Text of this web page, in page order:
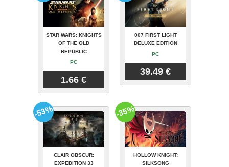
STAR WARS: KNIGHTS
OF THE OLD
REPUBLIC
PC
1.66 €
007 FIRST LIGHT
DELUXE EDITION
PC
39.49 €
CLAIR OBSCUR:
EXPEDITION 33
-53%
HOLLOW KNIGHT:
SILKSONG
-35%